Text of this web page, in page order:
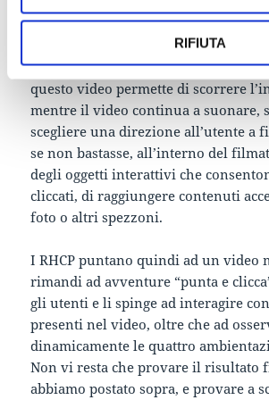
RIFIUTA
interattivi sono già stati compiuti su
esempio (e sono molti i brand che si
pubblicizzati in questo modo),
questo video permette di scorrere
mentre il video continua a suonare,
scegliere una direzione all’utente a
se non bastasse, all’interno del
degli oggetti interattivi che
cliccati, di raggiungere contenuti
foto o altri spezzoni.
I RHCP puntano quindi ad un video
rimandi ad avventure “punta e
gli utenti e li spinge ad interagire
presenti nel video, oltre che ad
dinamicamente le quattro
Non vi resta che provare il risultato
abbiamo postato sopra, e provare a